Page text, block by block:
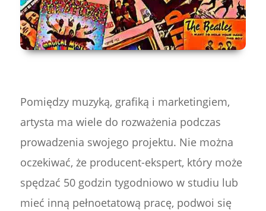
Pomiędzy muzyką, grafiką i marketingiem,
artysta ma wiele do rozważenia podczas
prowadzenia swojego projektu. Nie można
oczekiwać, że producent-ekspert, który może
spędzać 50 godzin tygodniowo w studiu lub
mieć inną pełnoetatową pracę, podwoi się